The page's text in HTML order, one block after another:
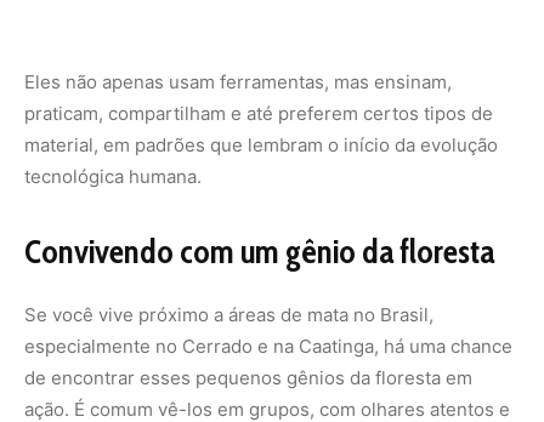
Eles não apenas usam ferramentas, mas ensinam,
praticam, compartilham e até preferem certos tipos de
material, em padrões que lembram o início da evolução
tecnológica humana.
Convivendo com um gênio da floresta
Se você vive próximo a áreas de mata no Brasil,
especialmente no Cerrado e na Caatinga, há uma chance
de encontrar esses pequenos gênios da floresta em
ação. É comum vê-los em grupos, com olhares atentos e